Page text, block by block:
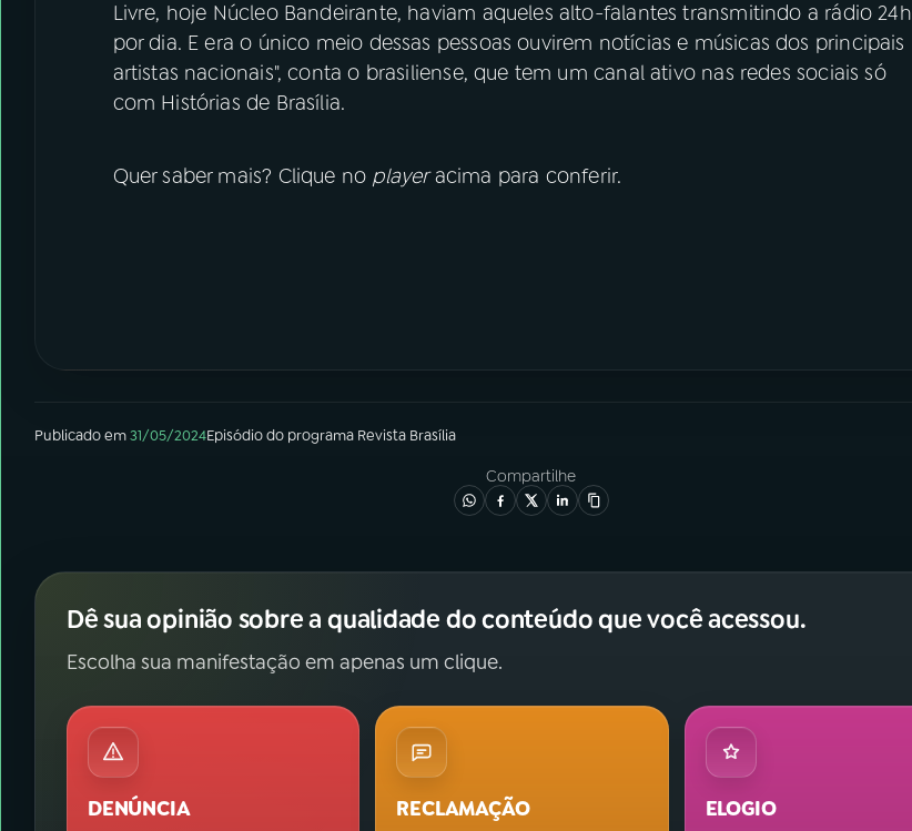
Livre, hoje Núcleo Bandeirante, haviam aqueles alto-falantes transmitindo a rádio 24h
por dia. E era o único meio dessas pessoas ouvirem notícias e músicas dos principais
artistas nacionais", conta o brasiliense, que tem um canal ativo nas redes sociais só
com Histórias de Brasília.
Quer saber mais? Clique no playeracima para conferir.
Publicado em31/05/2024Episódiodo programa Revista Brasília
Compartilhe
Dê sua opinião sobre a qualidade do conteúdo que você acessou.
Escolha sua manifestação em apenas um clique.
DENÚNCIA RECLAMAÇÃO ELOGIO